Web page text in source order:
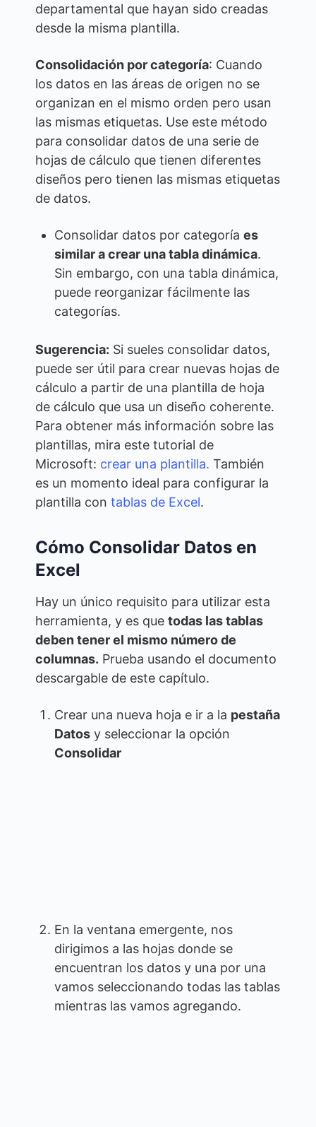
departamental que hayan sido creadas
desde la misma plantilla.
Consolidación por categoría: Cuando
los datos en las áreas de origen no se
organizan en el mismo orden pero usan
las mismas etiquetas. Use este método
para consolidar datos de una serie de
hojas de cálculo que tienen diferentes
diseños pero tienen las mismas etiquetas
de datos.
Consolidar datos por categoría es
similar a crear una tabla dinámica.
Sin embargo, con una tabla dinámica,
puede reorganizar fácilmente las
categorías.
Sugerencia: Si sueles consolidar datos,
puede ser útil para crear nuevas hojas de
cálculo a partir de una plantilla de hoja
de cálculo que usa un diseño coherente.
Para obtener más información sobre las
plantillas, mira este tutorial de
Microsoft: crear una plantilla. También
es un momento ideal para configurar la
plantilla con tablas de Excel.
Cómo Consolidar Datos en
Excel
Hay un único requisito para utilizar esta
herramienta, y es que todas las tablas
deben tener el mismo número de
columnas. Prueba usando el documento
descargable de este capítulo.
Crear una nueva hoja e ir a la pestaña
Datos y seleccionar la opción
Consolidar
En la ventana emergente, nos
dirigimos a las hojas donde se
encuentran los datos y una por una
vamos seleccionando todas las tablas
mientras las vamos agregando.